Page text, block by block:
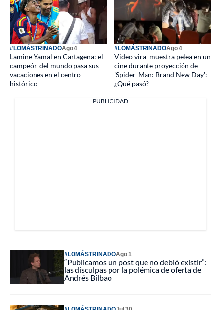
#LOMÁSTRINADOAgo 4
Lamine Yamal en Cartagena: el
campeón del mundo pasa sus
vacaciones en el centro
histórico
#LOMÁSTRINADOAgo 4
Video viral muestra pelea en un
cine durante proyección de
'Spider-Man: Brand New Day':
¿Qué pasó?
PUBLICIDAD
#LOMÁSTRINADOAgo 1
“Publicamos un post que no debió existir”:
las disculpas por la polémica de oferta de
Andrés Bilbao